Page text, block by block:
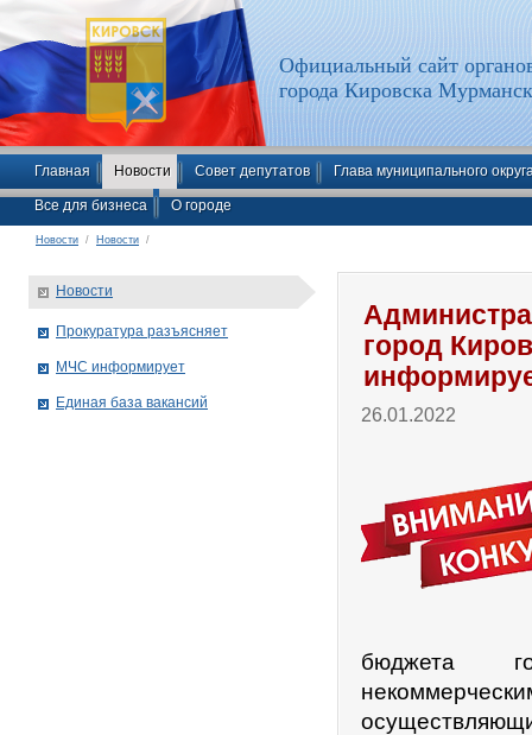
Официальный сайт
города Кировска
Главная Новости Совет депутатов Глава муниципального
Все для бизнеса О городе
Новости / Новости /
город
26.01.2022
бюджета
Новости
Прокуратура разъясняет
МЧС информирует
Единая база вакансий